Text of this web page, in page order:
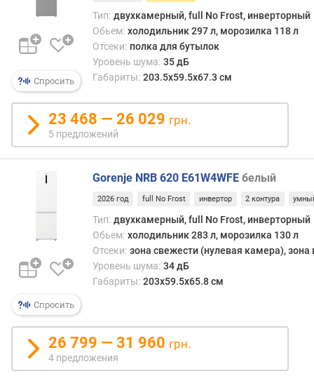
х
о
л
д
и
л
ь
н
о
й
р
(
л
д
и
с
п
Спросить
Тип: двухкамерный, full No Frost, инверторный
Обьем: холодильник 297 л, морозилка 118 л
Отсеки: полка для бутылок
Уровень шума: 35 дБ
Габариты: 203.5х59.5х67.3 см
23 468 — 26 029 грн.
5 предложений
Спросить
Gorenje NRB 620 E61W4WFE белый
2026 год full No Frost инвертор 2 контура
Тип: двухкамерный, full No Frost, инверторный
Обьем: холодильник 283 л, морозилка 130 л
Отсеки: зона свежести (нулевая камера),
Уровень шума: 34 дБ
Габариты: 203х59.5х65.8 см
26 799 — 31 960 грн.
4 предложения